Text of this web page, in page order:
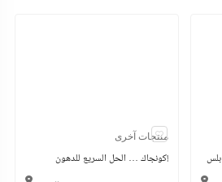
منتجات آخرى
كونجاك … الحل السريع للدهون!